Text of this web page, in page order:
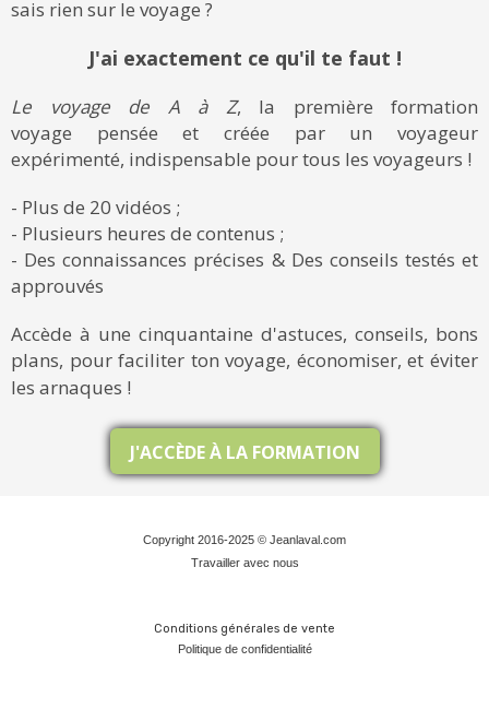
sais rien sur le voyage ?
J'ai exactement ce qu'il te faut !
Le voyage de A à Z, la première formation
voyage pensée et créée par un voyageur
expérimenté, indispensable pour tous les voyageurs !
- Plus de 20 vidéos ;
- Plusieurs heures de contenus ;
- Des connaissances précises & Des conseils testés et
approuvés
Accède à une cinquantaine d'astuces, conseils, bons
plans, pour faciliter ton voyage, économiser, et éviter
les arnaques !
J'ACCÈDE À LA FORMATION
Copyright 2016-2025 © Jeanlaval.com
Travailler avec nous
Conditions générales de vente
Politique de confidentialité